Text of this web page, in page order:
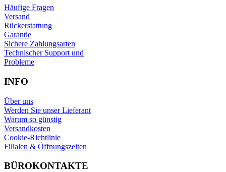
Häufige Fragen
Versand
Rückerstattung
Garantie
Sichere Zahlungsarten
Technischer Support und
Probleme
INFO
Über uns
Werden Sie unser Lieferant
Warum so günstig
Versandkosten
Cookie-Richtlinie
Filialen & Öffnungszeiten
BÜROKONTAKTE